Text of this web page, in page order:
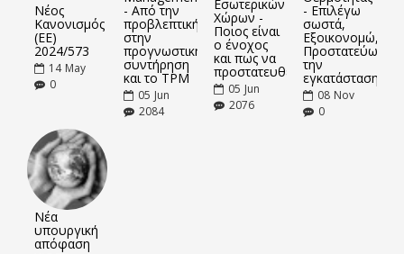
Νέος
Κανονισμός
(ΕΕ)
2024/573
14 May
0
- Από την
προβλεπτική
στην
προγνωστική
συντήρηση
και το TPM
05 Jun
2084
Εσωτερικών
Χώρων -
Ποιος είναι
ο ένοχος
και πως να
προστατευθείτε
05 Jun
2076
- Επιλέγω
σωστά,
Εξοικονομώ,
Προστατεύω
την
εγκατάσταση
08 Nov
0
Νέα
υπουργική
απόφαση